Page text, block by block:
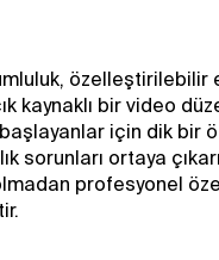
özelleştirilebilir
bir video
için dik bir
sorunları ortaya
profesyonel